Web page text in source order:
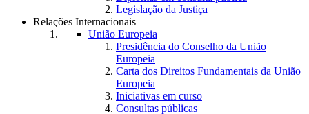
Legislação da Justiça
Relações Internacionais
União Europeia
Presidência do Conselho da União
Europeia
Carta dos Direitos Fundamentais da União
Europeia
Iniciativas em curso
Consultas públicas